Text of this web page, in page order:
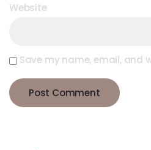
Website
Save my name, email, and